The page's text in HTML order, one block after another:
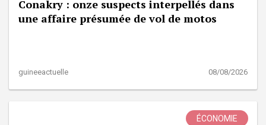
Conakry : onze suspects interpellés dans
une affaire présumée de vol de motos
guineeactuelle 08/08/2026
ÉCONOMIE